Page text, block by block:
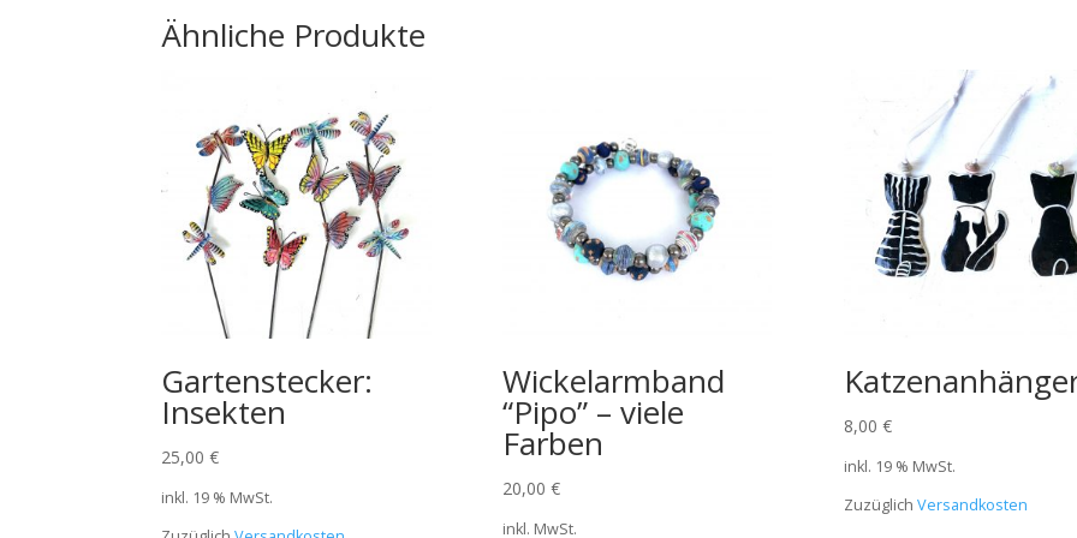
Ähnliche Produkte
Gartenstecker:
Insekten
25,00€
inkl. 19 % MwSt.
Wickelarmband
“Pipo” – viele
Farben
20,00 €
inkl. MwSt.
8,00 €
inkl. 19 % MwSt.
Zuzüglich Versandkosten